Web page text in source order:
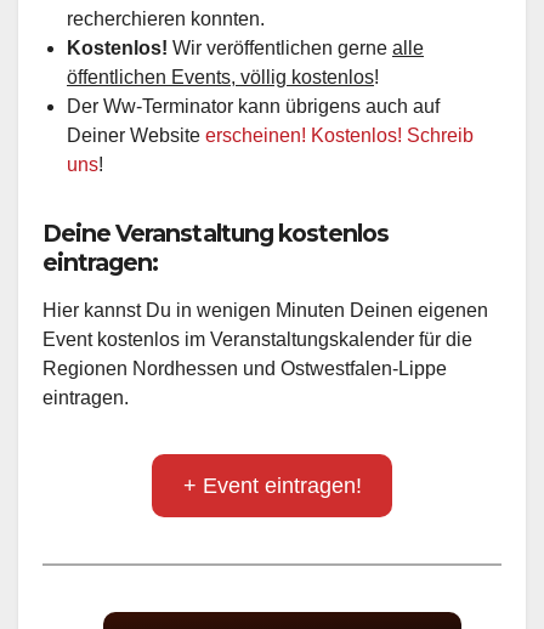
recherchieren konnten.
Kostenlos! Wir veröffentlichen gerne alle
öffentlichen Events, völlig kostenlos!
Der Ww-Terminator kann übrigens auch auf
Deiner Website erscheinen! Kostenlos! Schreib
uns!
Deine Veranstaltung kostenlos
eintragen:
Hier kannst Du in wenigen Minuten Deinen eigenen
Event kostenlos im Veranstaltungskalender für die
Regionen Nordhessen und Ostwestfalen-Lippe
eintragen.
+ Event eintragen!